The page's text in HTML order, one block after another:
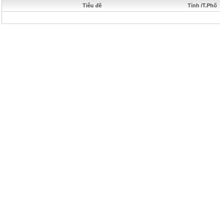
Tiêu đề Tỉnh /T.Phố